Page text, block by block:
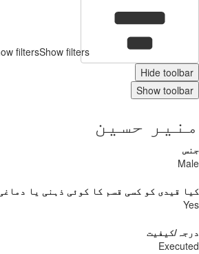
filtersShow filters
Hide toolbar
Show toolbar
منیر حسین
جنس
Male
کیا قیدی کو کسی قسم کا کوئی ذہنی یا
Yes
درجہ/کیفیت
Executed